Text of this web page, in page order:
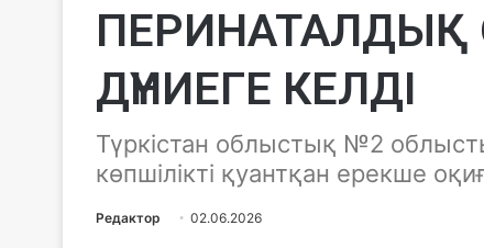
ПЕРИНАТАЛДЫҚ
ДҮНИЕГЕ КЕЛДІ
Түркістан облыстық №2
көпшілікті қуантқан ерекше
Редактор 02.06.2026